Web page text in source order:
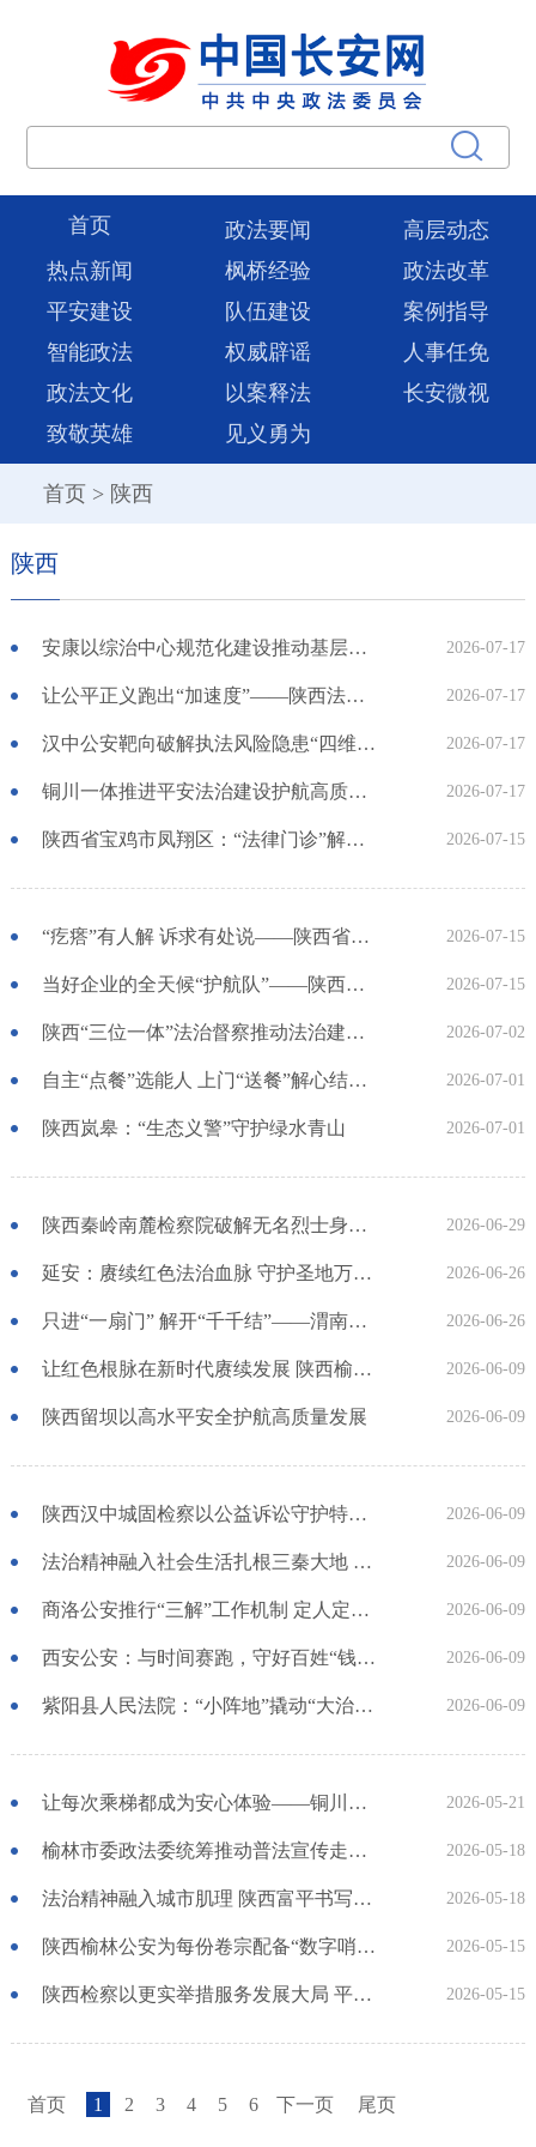
首页 政法要闻
高层动态
热点新闻
枫桥经验
政法改革
平安建设
队伍建设
案例指导
智能政法
权威辟谣
人事任免
政法文化
以案释法
长安微视
致敬英雄
见义勇为
首页 > 陕西
陕西
安康以综治中心规范化建设推动基层社会治理效能提升 2026-07-17
让公平正义跑出“加速度”——陕西法院开展“陕亮执行·2026”专项执行行动破解执行难 2026-07-17
汉中公安靶向破解执法风险隐患“四维”工作体系持续提升执法质效 2026-07-17
铜川一体推进平安法治建设护航高质量发展 2026-07-17
陕西省宝鸡市凤翔区：“法律门诊”解心结 2026-07-15
“疙瘩”有人解 诉求有处说——陕西省延安市延长县探索基层社会治理现代化新路径 2026-07-15
当好企业的全天候“护航队”——陕西西安经侦以精准警务优化法治化营商环境 2026-07-15
陕西“三位一体”法治督察推动法治建设提质增效 2026-07-02
自主“点餐”选能人 上门“送餐”解心结——陕西延川县探索推行“菜单式”矛盾纠纷调处模式 2026-07-01
陕西岚皋：“生态义警”守护绿水青山 2026-07-01
陕西秦岭南麓检察院破解无名烈士身份认定难题 2026-06-29
延安：赓续红色法治血脉 守护圣地万家安宁 2026-06-26
只进“一扇门” 解开“千千结”——渭南推动综治中心与信访接待中心深度融合 2026-06-26
让红色根脉在新时代赓续发展 陕西榆林检察机关“赤检长歌”保护革命旧址 2026-06-09
陕西留坝以高水平安全护航高质量发展 2026-06-09
陕西汉中城固检察以公益诉讼守护特殊群体 打破紧急呼救的“无声壁垒” 2026-06-09
法治精神融入社会生活扎根三秦大地 陕西法院“民法典宣传月”普法见实效 2026-06-09
商洛公安推行“三解”工作机制 定人定时定制度攻关问题症结 2026-06-09
西安公安：与时间赛跑，守好百姓“钱袋子” 2026-06-09
紫阳县人民法院：“小阵地”撬动“大治理” 2026-06-09
让每次乘梯都成为安心体验——铜川市王益区人民检察院以公益力量守护群众安全 2026-05-21
榆林市委政法委统筹推动普法宣传走深走实 法治精神如春雨般浸润塞上大地 2026-05-18
法治精神融入城市肌理 陕西富平书写法治政府建设新篇章 2026-05-18
陕西榆林公安为每份卷宗配备“数字哨兵” 2026-05-15
陕西检察以更实举措服务发展大局 平安升级如春笋拔节般可感可知 2026-05-15
首页 1 2 3 4 5 6 下一页 尾页